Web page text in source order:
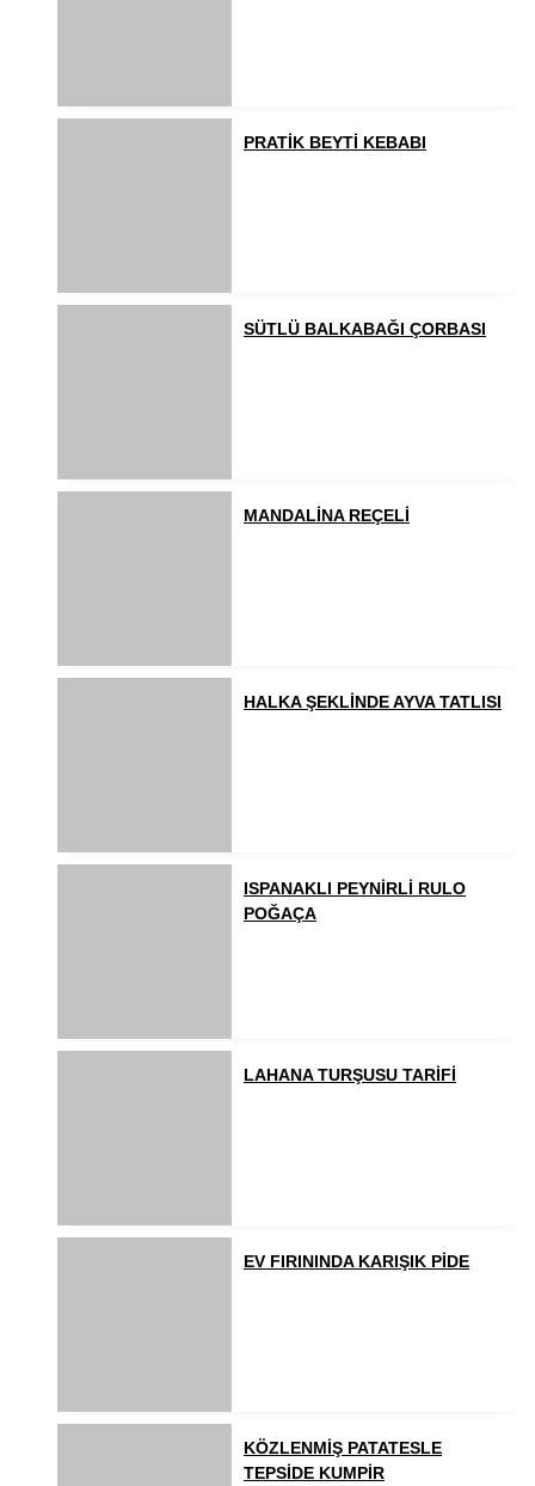
PRATİK BEYTİ KEBABI
SÜTLÜ BALKABAĞI ÇORBASI
MANDALİNA REÇELİ
HALKA ŞEKLİNDE AYVA TATLISI
ISPANAKLI PEYNİRLİ RULO
POĞAÇA
LAHANA TURŞUSU TARİFİ
EV FIRININDA KARIŞIK PİDE
KÖZLENMİŞ PATATESLE
TEPSİDE KUMPİR